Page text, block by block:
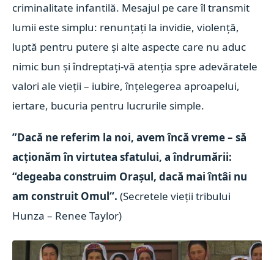
criminalitate infantilă. Mesajul pe care îl transmit
lumii este simplu: renunțați la invidie, violență,
luptă pentru putere și alte aspecte care nu aduc
nimic bun și îndreptați-vă atenția spre adevăratele
valori ale vieții – iubire, înțelegerea aproapelui,
iertare, bucuria pentru lucrurile simple.
”Dacă ne referim la noi, avem încă vreme – să
acționăm în virtutea sfatului, a îndrumării:
“degeaba construim Orașul, dacă mai întâi nu
am construit Omul“.(Secretele vieții tribului
Hunza – Renee Taylor)